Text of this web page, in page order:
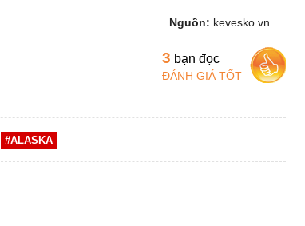
Nguồn: kevesko.vn
3 bạn đọc
ĐÁNH GIÁ TỐT
#ALASKA